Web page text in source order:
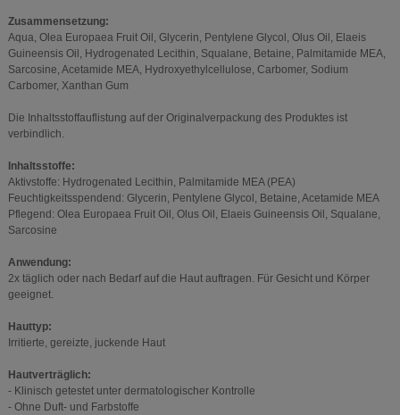
Zusammensetzung:
Aqua, Olea Europaea Fruit Oil, Glycerin, Pentylene Glycol, Olus Oil, Elaeis
Guineensis Oil, Hydrogenated Lecithin, Squalane, Betaine, Palmitamide MEA,
Sarcosine, Acetamide MEA, Hydroxyethylcellulose, Carbomer, Sodium
Carbomer, Xanthan Gum
Die Inhaltsstoffauflistung auf der Originalverpackung des Produktes ist
verbindlich.
Inhaltsstoffe:
Aktivstoffe: Hydrogenated Lecithin, Palmitamide MEA (PEA)
Feuchtigkeitsspendend: Glycerin, Pentylene Glycol, Betaine, Acetamide MEA
Pflegend: Olea Europaea Fruit Oil, Olus Oil, Elaeis Guineensis Oil, Squalane,
Sarcosine
Anwendung:
2x täglich oder nach Bedarf auf die Haut auftragen. Für Gesicht und Körper
geeignet.
Hauttyp:
Irritierte, gereizte, juckende Haut
Hautverträglich:
- Klinisch getestet unter dermatologischer Kontrolle
- Ohne Duft- und Farbstoffe